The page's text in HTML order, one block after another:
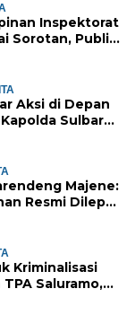
Inspektorat
Sorotan, Publik
Aksi di Depan
Sulbar
Majene:
Resmi Dilepas
Kriminalisasi
Saluramo,